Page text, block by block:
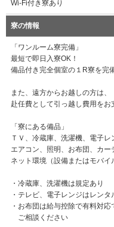
Wi-Fi付き寮あり
寮の情報
「ワンルーム寮完備」
最短で即日入寮OK！
備品付き完全個室の１R寮を完
また、遠方からお越しの方は、
赴任費として引っ越し費用をお
「寮にある備品」
ＴＶ、冷蔵庫、洗濯機、電子レ
エアコン、照明、お布団、カー
ネット環境（設備またはモバイ
・冷蔵庫、洗濯機は規定あり
・テレビ、電子レンジはレンタ
・お布団は給与控除で有料対応
ご相談ください